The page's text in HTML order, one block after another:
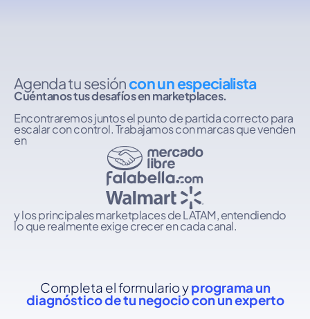
Agenda tu sesióncon un especialista
Cuéntanos tus desafíos en marketplaces.
Encontraremos juntos el punto de partida correcto para
escalar con control. Trabajamos con marcas que venden
en
y los principales marketplaces de LATAM, entendiendo
lo que realmente exige crecer en cada canal.
Completa el formulario yprograma un
diagnóstico de tu negocio con un experto